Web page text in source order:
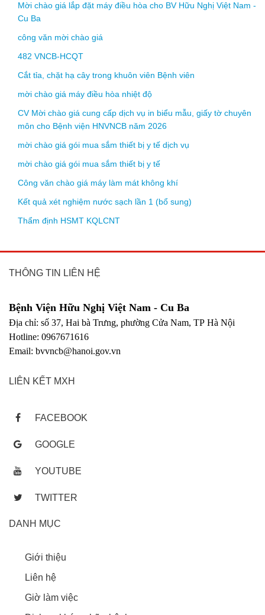
Mời chào giá lắp đặt máy điều hòa cho BV Hữu Nghị Việt Nam -
Cu Ba
công văn mời chào giá
482 VNCB-HCQT
Cắt tỉa, chặt hạ cây trong khuôn viên Bệnh viên
mời chào giá máy điều hòa nhiệt độ
CV Mời chào giá cung cấp dịch vụ in biểu mẫu, giấy tờ chuyên
môn cho Bệnh viện HNVNCB năm 2026
mời chào giá gói mua sắm thiết bị y tế dịch vụ
mời chào giá gói mua sắm thiết bị y tế
Công văn chào giá máy làm mát không khí
Kết quả xét nghiệm nước sạch lần 1 (bổ sung)
Thẩm định HSMT KQLCNT
THÔNG TIN LIÊN HỆ
Bệnh Viện Hữu Nghị Việt Nam - Cu Ba
Địa chỉ: số 37, Hai bà Trưng, phường Cửa Nam, TP Hà Nội
Hotline: 0967671616
Email: bvvncb@hanoi.gov.vn
LIÊN KẾT MXH
FACEBOOK
GOOGLE
YOUTUBE
TWITTER
DANH MỤC
Giới thiệu
Liên hệ
Giờ làm việc